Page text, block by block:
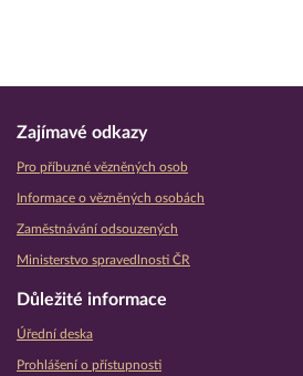
Zajímavé odkazy
Pro příbuzné vězněných osob
Informace o vězněných osobách
Zaměstnávání odsouzených
Ministerstvo spravedlnosti ČR
Důležité informace
Úřední deska
Prohlášení o přístupnosti